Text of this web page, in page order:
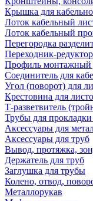
Крышка для
Лоток кабельный
Лоток кабельный
Перегородка
Переходник-
Профиль монтажный
Соединитель для
Угол (поворот) для
Крестовина для
Т-разветвитель
Трубы для прокладки
Аксессуары для
Аксессуары для труб
Вывод, протяжка,
Держатель для труб
Заглушка для трубы
Колено, отвод,
Металлорукав